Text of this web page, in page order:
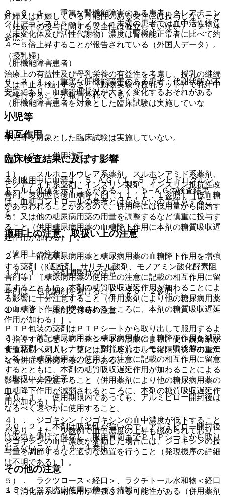
妊婦又は妊娠している可能性のある女性には投与しないこと
（妊娠中の投与に関する安全性は確立していない）〔２．４
参照〕。
（授乳婦）
治療上の有益性及び母乳栄養の有益性を考慮し、授乳の継続
又は中止を検討すること（動物実験（授乳ラット）で乳汁中
へ移行することが報告されている）。
小児等
小児等を対象とした臨床試験は実施していない。
臨床検査結果に及ぼす影響
本剤服用中に血清１，５−ＡＧ（１，５−アンヒドログルシ
トール）低値を示すことがある。１，５−ＡＧの検査結果
は、血糖コントロールの参考とはならないので注意するこ
と。
適用上の注意、取扱い上の注意
（適用上の注意）
１４．１． 薬剤調製時の注意
本剤は一包化調剤を避けること〔２０．２参照〕。
１４．２． 薬剤交付時の注意
ＰＴＰ包装の薬剤はＰＴＰシートから取り出して服用するよ
う指導すること（ＰＴＰシートの誤飲により、硬い鋭角部が
食道粘膜へ刺入し、更には穿孔をおこして縦隔洞炎等の重篤
な合併症を併発することがある）。
（取扱い上の注意）
２０．１． 使用期限内であっても、アルミピロー開封後は
なるべく速やかに使用すること。
２０．２． 本剤は吸湿性が強いので、アルミピロー開封後
は湿気を避けて保存し、服用直前までＰＴＰシートから取り
出さないこと〔１４．１参照〕。
その他の注意
１５．１． 臨床使用に基づく情報
９．２．１． 重篤な腎機能障害のある患者：クレアチニン
クリアランス２５ｍＬ／ｍｉｎ未満の患者では血中活性物質
（未変化体及び活性代謝物）濃度は腎機能正常者に比べて約
４〜５倍上昇することが報告されている（外国人データ）。
（肝機能障害患者）
９．３．１． 重篤な肝機能障害のある患者：代謝状態が不
安定であり、血糖管理状況が大きく変化するおそれがある
（肝機能障害患者を対象とした臨床試験は実施していな
い）。
相互作用
１０．２． 併用注意：
１）． スルホニルウレア系薬剤、スルホンアミド系薬剤、
ビグアナイド系薬剤、インスリン製剤、インスリン抵抗性改
善剤、速効型食後血糖降下剤〔１１．１．１参照〕［低血糖
があらわれることがあるので、併用時には低用量から開始す
る、又は他の糖尿病用薬の用量を調整するなど慎重に投与す
ること（併用糖尿病用薬の血糖降下作用に本剤の糖質吸収遅
延作用が加わる）］。
２）． 前記糖尿病用薬と糖尿病用薬の血糖降下作用を増強
する薬剤（β遮断剤、サリチル酸剤、モノアミン酸化酵素阻
害剤等）［糖尿病用薬の使用上の注意に記載の相互作用に留
意するとともに、本剤の糖質吸収遅延作用が加わることによ
る影響に十分注意すること（併用薬剤により他の糖尿病用薬
の血糖降下作用が増強されるところに、本剤の糖質吸収遅延
作用が加わる）］。
３）． 前記糖尿病用薬と糖尿病用薬の血糖降下作用を減弱
する薬剤（アドレナリン、副腎皮質ホルモン、甲状腺ホルモ
ン等）［糖尿病用薬の使用上の注意に記載の相互作用に留意
するとともに、本剤の糖質吸収遅延作用が加わることによる
影響に十分注意すること（併用薬剤により他の糖尿病用薬の
血糖降下作用が減弱されるところに、本剤の糖質吸収遅延作
用が加わる）］。
４）． ジゴキシン［ジゴキシンの血中濃度が低下すること
があり、また、少数例で血中濃度の上昇も認められており、
ジゴキシンの血中濃度が変動した場合には、ジゴキシンの投
与量を調節するなど適切な処置を行うこと（発現機序の詳細
は不明である）］。
５）． ラクツロース＜経口＞、ラクチトール水和物＜経口
＞［消化器系の副作用が増強される可能性がある（併用薬剤